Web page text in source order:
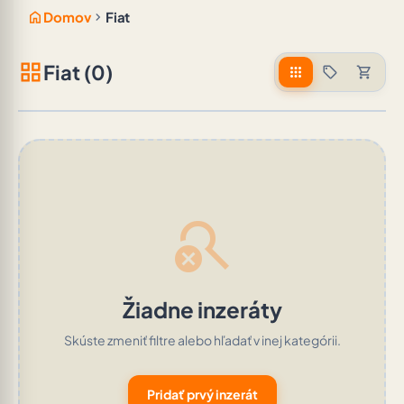
home Domov chevron_right Fiat
grid_viewFiat (0) apps sell shopping_cart
search_off
Žiadne inzeráty
Skúste zmeniť filtre alebo hľadať v inej kategórii.
Pridať prvý inzerát